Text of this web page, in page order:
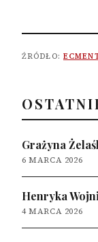
ŹRÓDŁO:
Grażyna
6 MARCA 2026
Henryka
4 MARCA 2026